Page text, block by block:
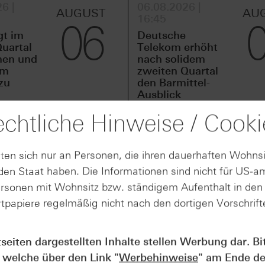
im
und
AUGUST
06
Deutsche
Telekom erhöht
nach solidem
zweiten Quartal
den Barmittel-
Ausblick
2026 über ein höheres Geschäftsvolumen und ein
gesamte Geschäftsvolumen lag bei rund 45,6 Milliarden
auf interner Basis entsprach dies einem Zuwachs
auf rund 4,9 Milliarden Euro und lag damit etwa 10,6
erste Halbjahr summierte sich das operative Ergebnis auf
die Ergebnisse entwickelten sich im zweiten Quartal
Hinweise /
sich nur an Personen, die ihren dauerhaften
Staat haben. Die Informationen sind nicht für US-
mit Wohnsitz bzw. ständigem Aufenthalt in
regelmäßig nicht nach den dortigen
dargestellten Inhalte stellen Werbung dar.
über den Link "Werbehinweise" am Ende